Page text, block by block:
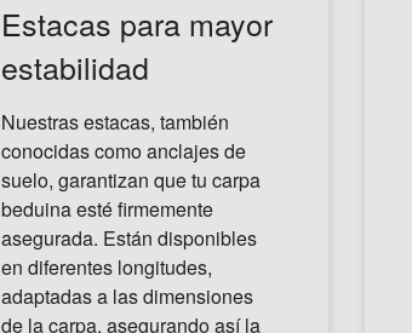
Estacas para mayor
estabilidad
Nuestras estacas, también
conocidas como anclajes de
suelo, garantizan que tu carpa
beduina esté firmemente
asegurada. Están disponibles
en diferentes longitudes,
adaptadas a las dimensiones
de la carpa, asegurando así la